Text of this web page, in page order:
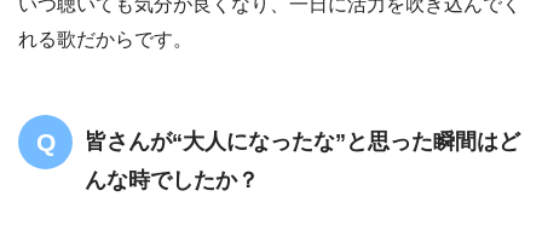
れる歌だからです。
皆さんが“大人になったな”と思った瞬間はど
んな時でしたか？